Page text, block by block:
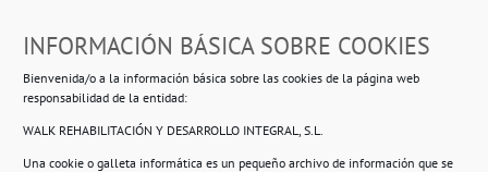
INFORMACIÓN BÁSICA SOBRE COOKIES
Bienvenida/o a la información básica sobre las cookies de la página web
responsabilidad de la entidad:
WALK REHABILITACIÓN Y DESARROLLO INTEGRAL, S.L.
Una cookie o galleta informática es un pequeño archivo de información que se
Ropero Solidario de Usera
Beasáin 25-33posterior, local 3 – 28041 Madrid